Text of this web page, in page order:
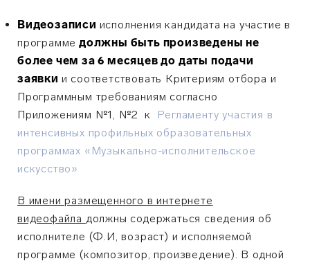
Видеозаписи исполнения кандидата на участие в
программе должны быть произведены не
более чем за 6 месяцев до даты подачи
заявки и соответствовать Критериям отбора и
Программным требованиям согласно
Приложениям №1, №2 к Регламенту участия в
интенсивных профильных образовательных
программах «Музыкально-исполнительское
искусство»
В имени размещенного в интернете
видеофайла должны содержаться сведения об
исполнителе (Ф.И, возраст) и исполняемой
программе (композитор, произведение). В одной